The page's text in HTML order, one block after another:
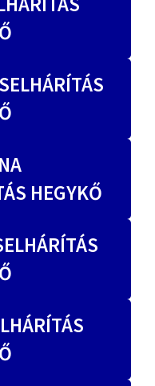
HEGYKŐ